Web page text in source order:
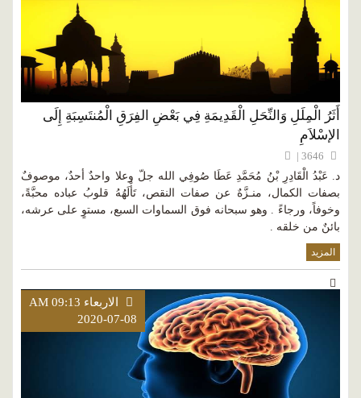
أَثَرُ الْمِلَلِ وَالنِّحَلِ الْقَدِيمَةِ فِي بَعْضِ الفِرَقِ الْمُنتَسِبَةِ إِلَى
الإسْلاَمِ
د. عَبْدُ الْقَادِرِ بْنُ مُحَمَّدِ عَطَا صُوفِي الله جلّ وعلا واحدٌ أحدٌ، موصوفٌ
بصفات الكمال، منـزَّهٌ عن صفات النقص، تَأْلَهُهُ قلوبُ عباده محبَّةً،
وخوفاً، ورجاءً . وهو سبحانه فوق السماوات السبع، مستوٍ على عرشه،
بائنٌ من خلقه .
المزيد
الاربعاء AM 09:13
2020-07-08